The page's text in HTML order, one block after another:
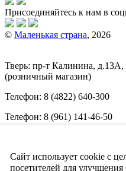
Присоединяйтесь к нам в
© Маленькая страна, 2026
Тверь: пр-т Калинина,
(розничный магазин)
Телефон: 8 (4822) 640-300
Телефон: 8 (961) 141-46-50
Обращаем ваше внимание на
(включая цены) на этом
Сайт использует cookie с
посетителей для